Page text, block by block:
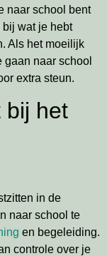
naar school bent
bij wat je hebt
Als het moeilijk
gaan naar school
extra steun.
bij het
in de
naar school te
en begeleiding.
controle over je